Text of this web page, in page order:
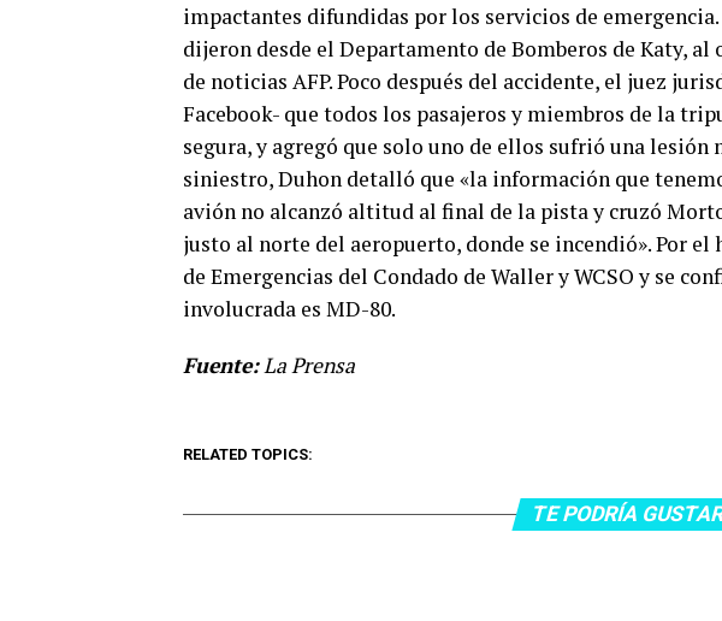
impactantes difundidas por los servicios de
dijeron desde el Departamento de Bomberos de Katy,
de noticias AFP. Poco después del accidente, el juez
Facebook- que todos los pasajeros y miembros de la
segura, y agregó que solo uno de ellos sufrió una lesión
siniestro, Duhon detalló que «la información que
avión no alcanzó altitud al final de la pista y cruzó
justo al norte del aeropuerto, donde se incendió». Por
de Emergencias del Condado de Waller y WCSO y se
involucrada es MD-80.
Fuente:La Prensa
RELATED TOPICS:
TE PODRÍA